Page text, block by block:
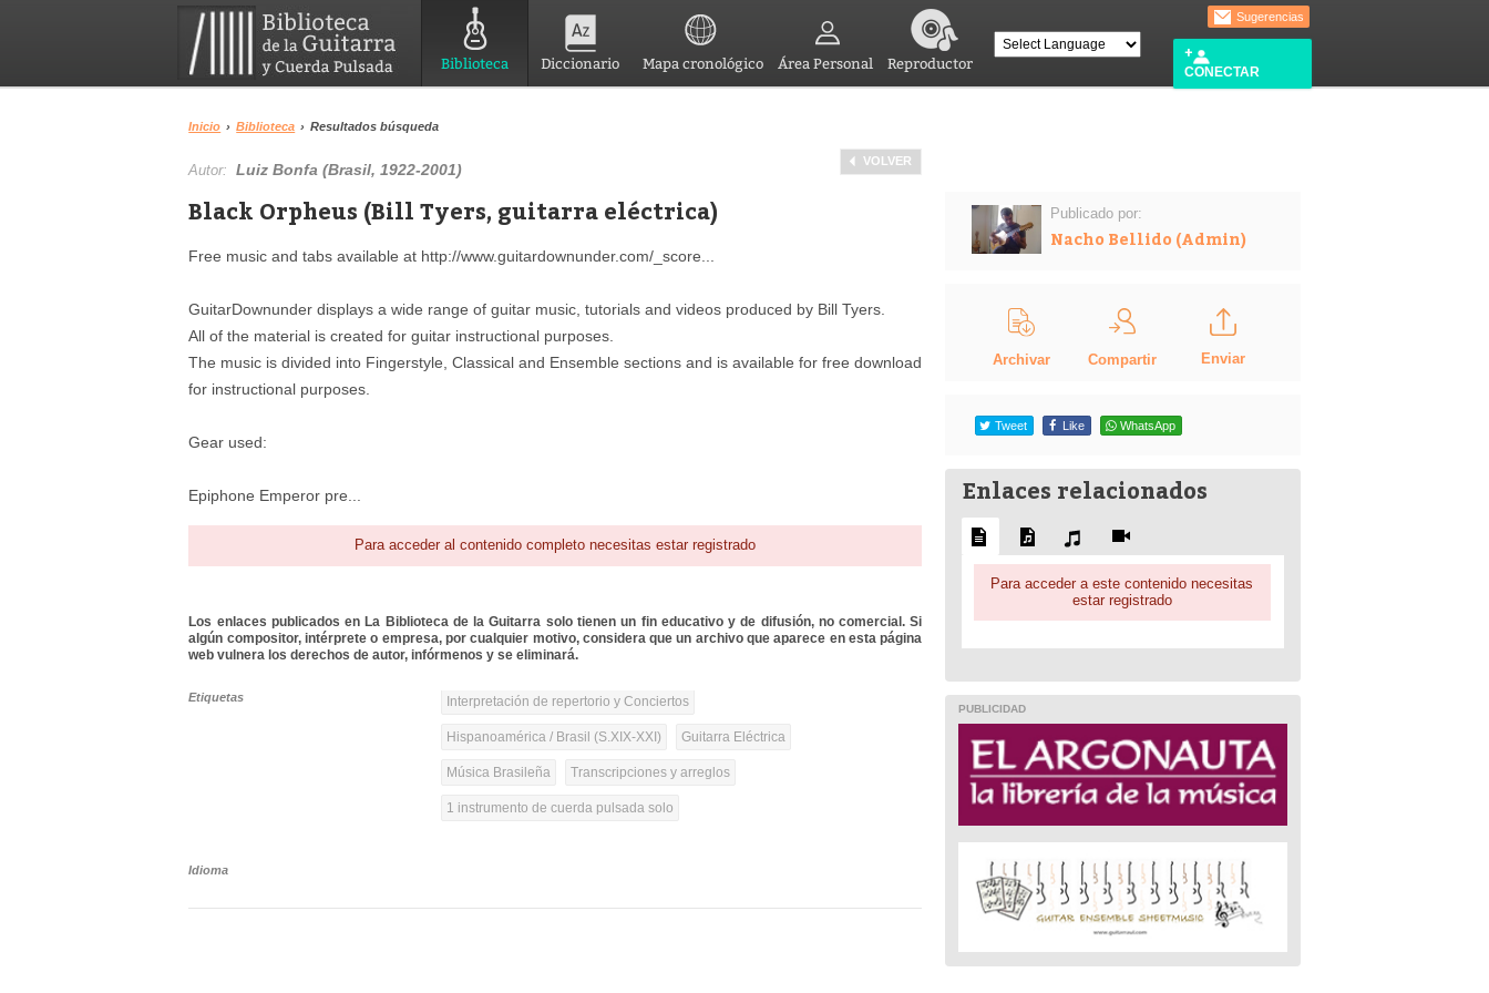
Biblioteca Diccionario Mapa cronológico Área Personal Reproductor
Sugerencias
CONECTAR
Inicio › Biblioteca › Resultados búsqueda
VOLVER
Autor:Luiz Bonfa (Brasil, 1922-2001)
Black Orpheus (Bill Tyers, guitarra eléctrica)
Free music and tabs available at http://www.guitardownunder.com/_score...
GuitarDownunder displays a wide range of guitar music, tutorials and videos produced by Bill Tyers.
All of the material is created for guitar instructional purposes.
The music is divided into Fingerstyle, Classical and Ensemble sections and is available for free download
for instructional purposes.
Gear used:
Epiphone Emperor pre...
Para acceder al contenido completo necesitas estar registrado
Los enlaces publicados en La Biblioteca de la Guitarra solo tienen un fin educativo y de difusión, no comercial. Si
algún compositor, intérprete o empresa, por cualquier motivo, considera que un archivo que aparece en esta página
web vulnera los derechos de autor, infórmenos y se eliminará.
Etiquetas Interpretación de repertorio y Conciertos
Hispanoamérica / Brasil (S.XIX-XXI) Guitarra Eléctrica
Música Brasileña Transcripciones y arreglos
1 instrumento de cuerda pulsada solo
Idioma
Publicado por:
Nacho Bellido (Admin)
Archivar Compartir Enviar
Tweet Like WhatsApp
Enlaces relacionados
Para acceder a este contenido necesitas
estar registrado
PUBLICIDAD